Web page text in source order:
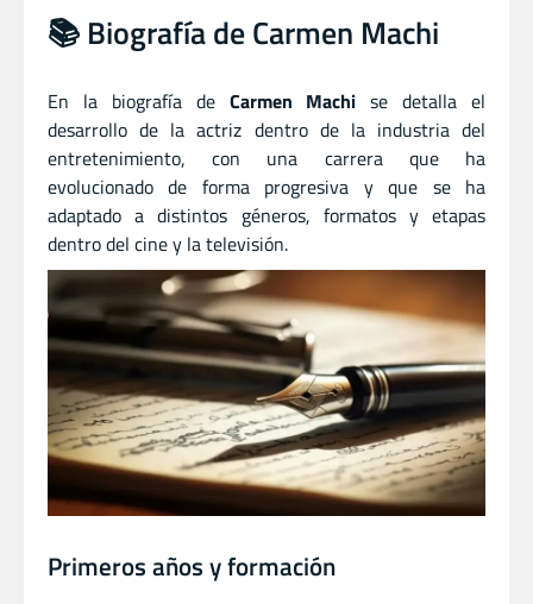
📚 Biografía de Carmen Machi
En la biografía de Carmen Machi se detalla el
desarrollo de la actriz dentro de la industria del
entretenimiento, con una carrera que ha
evolucionado de forma progresiva y que se ha
adaptado a distintos géneros, formatos y etapas
dentro del cine y la televisión.
Primeros años y formación